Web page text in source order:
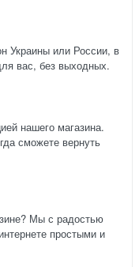
Украины или России, в
вас, без выходных.
нашего магазина.
сможете вернуть
Мы с радостью
простыми и